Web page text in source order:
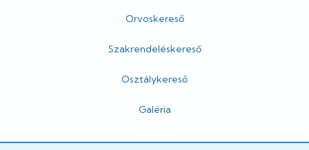
Orvoskereső
Szakrendeléskereső
Osztálykereső
Galéria